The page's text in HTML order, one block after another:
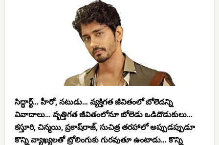
సిద్ధార్థ్… హీరో, నటుడు… వ్యక్తిగత జీవితంలో బోలెడన్ని
వివాదాలు… వృత్తిగత జీవితంలోనూ బోలెడు ఒడిదొడుకులు…
కస్తూరి, చిన్మయి, ప్రకాష్‌రాజ్, సుచిత్ర తరహాలో అప్పుడప్పుడూ
కొన్ని వ్యాఖ్యలతో ట్రోలింగుకు గురవుతూ ఉంటాడు… కొన్ని